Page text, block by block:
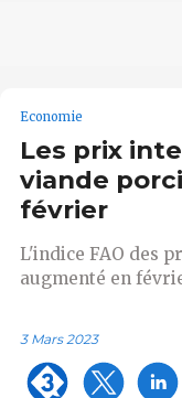
Economie
Les prix
viande
février
L'indice FAO des
augmenté en
3 Mars 2023